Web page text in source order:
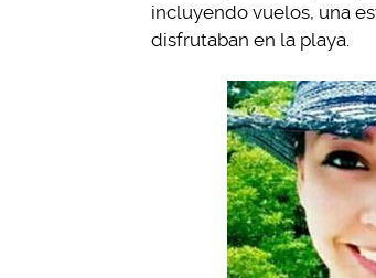
incluyendo vuelos, una
disfrutaban en la playa.